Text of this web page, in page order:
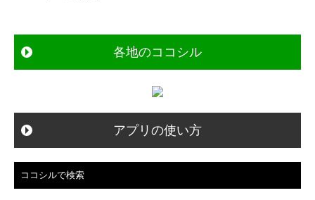
ョ
各地のココシル
アプリの使い方
ココシルで検索